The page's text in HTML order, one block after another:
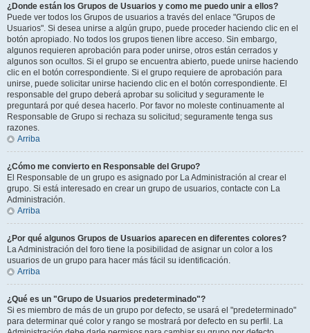
¿Donde están los Grupos de Usuarios y como me puedo unir a ellos?
Puede ver todos los Grupos de usuarios a través del enlace "Grupos de
Usuarios". Si desea unirse a algún grupo, puede proceder haciendo clic en el
botón apropiado. No todos los grupos tienen libre acceso. Sin embargo,
algunos requieren aprobación para poder unirse, otros están cerrados y
algunos son ocultos. Si el grupo se encuentra abierto, puede unirse haciendo
clic en el botón correspondiente. Si el grupo requiere de aprobación para
unirse, puede solicitar unirse haciendo clic en el botón correspondiente. El
responsable del grupo deberá aprobar su solicitud y seguramente le
preguntará por qué desea hacerlo. Por favor no moleste continuamente al
Responsable de Grupo si rechaza su solicitud; seguramente tenga sus
razones.
Arriba
¿Cómo me convierto en Responsable del Grupo?
El Responsable de un grupo es asignado por La Administración al crear el
grupo. Si está interesado en crear un grupo de usuarios, contacte con La
Administración.
Arriba
¿Por qué algunos Grupos de Usuarios aparecen en diferentes colores?
La Administración del foro tiene la posibilidad de asignar un color a los
usuarios de un grupo para hacer más fácil su identificación.
Arriba
¿Qué es un "Grupo de Usuarios predeterminado"?
Si es miembro de más de un grupo por defecto, se usará el "predeterminado"
para determinar qué color y rango se mostrará por defecto en su perfil. La